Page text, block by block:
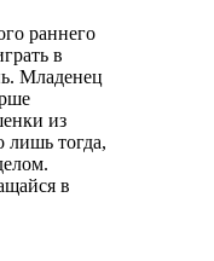
раннего
в
Младенец
из
лишь тогда,
в